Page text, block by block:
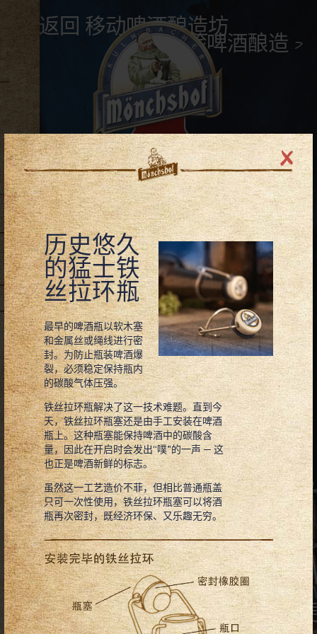
历史悠久
的猛士铁
丝拉环瓶
最早的啤酒瓶以软木塞
和金属丝或绳线进行密
封。为防止瓶装啤酒爆
裂，必须稳定保持瓶内
的碳酸气体压强。
铁丝拉环瓶解决了这一技术难题。直到今
天，铁丝拉环瓶塞还是由手工安装在啤酒
瓶上。这种瓶塞能保持啤酒中的碳酸含
量，因此在开启时会发出“噗”的一声 ─ 这
也正是啤酒新鲜的标志。
虽然这一工艺造价不菲，但相比普通瓶盖
只可一次性使用，铁丝拉环瓶塞可以将酒
瓶再次密封，既经济环保、又乐趣无穷。
< 返回 移动啤酒酿造坊
前往 体验啤酒酿造 >
移动啤酒酿造坊
我们的特色啤酒
体验啤酒酿造
酿酒厂餐馆
发现
我们的特色
啤酒
我们的猛士啤酒以其纯正特色闻名巴伐
利亚州境外各地，秉承长达几个世纪的
酿造传统和对工艺细节的热爱，直到今
天仍为啤酒爱好者们奉上丰富多样的口
味体验。
铁丝拉环瓶
搭配菜肴